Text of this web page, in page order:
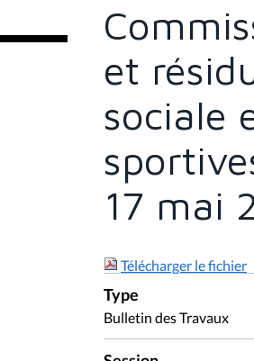
c
:
et
sociale
17 mai
Télécharger le fichier
Type
Bulletin des Travaux